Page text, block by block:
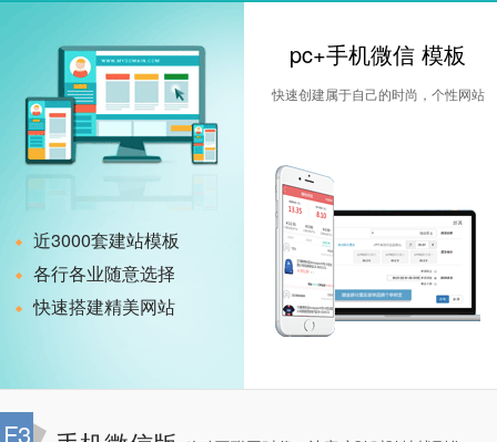
近3000套建站模板
各行各业随意选择
快速搭建精美网站
pc+手机微信 模板
快速创建属于自己的时尚，个性网站
F3